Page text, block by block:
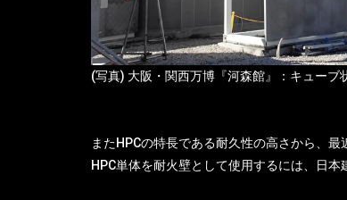
(写真) 大阪・関西万博『河森館』：キュー
またHPCの特長である耐久性の高さから、
HPC単体を耐火壁として使用するには、日